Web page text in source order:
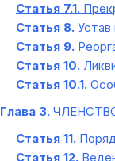
Статья 7.1.
Статья 8. Устав
Статья 9.
Статья 10.
Статья 10.1.
Глава 3.
Статья 11.
Статья 12.